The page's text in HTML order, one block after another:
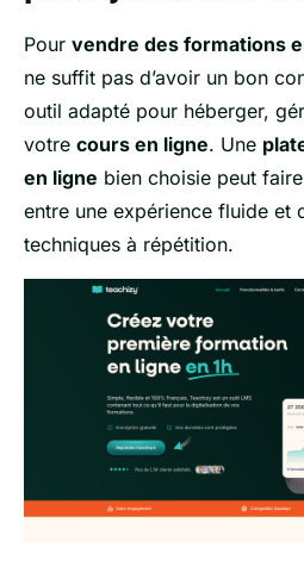
Pour vendre des formations
ne suffit pas d’avoir un bon
outil adapté pour héberger,
votre cours en ligne. Une
en ligne bien choisie peut
entre une expérience fluide et
techniques à répétition.